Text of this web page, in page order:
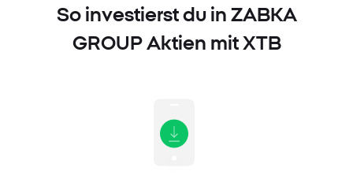
So investierst du in ZABKA
GROUP Aktien mit XTB